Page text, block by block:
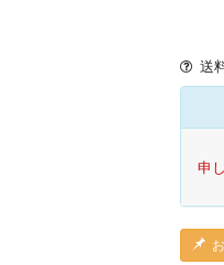
送
申